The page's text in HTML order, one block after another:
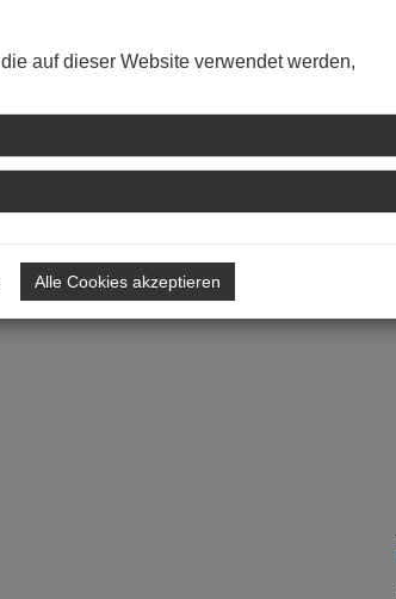
auf dieser Website verwendet werden,
Alle Cookies akzeptieren